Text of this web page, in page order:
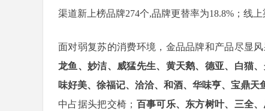
渠道新上榜品牌274个,品牌更替率为18.8%；线
面对弱复苏的消费环境，金品品牌和产品尽显风
龙鱼、妙洁、威猛先生、黄天鹅、德亚、白猫
味好美、徐福记、洽洽、和酒、华味亨、宝鼎
中占据头把交椅； 百事可乐、东方树叶、三全